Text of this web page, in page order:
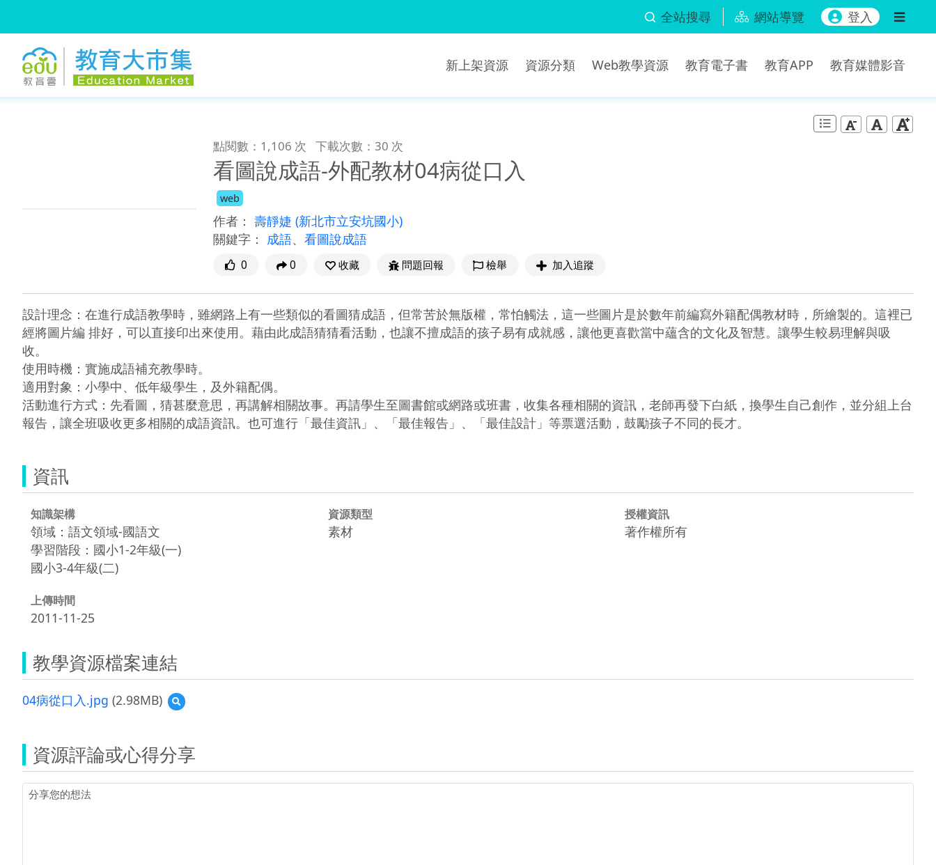
全站搜尋 網站導覽 登入
新上架資源 資源分類 Web教學資源 教育電子書 教育APP 教育媒體影音
點閱數：1,106 次 下載次數：30 次
看圖說成語-外配教材04病從口入
web
作者： 壽靜婕 (新北市立安坑國小)
關鍵字：
成語、 看圖說成語
0 0 收藏 問題回報 檢舉 加入追蹤
設計理念：在進行成語教學時，雖網路上有一些類似的看圖猜成語，但常苦於無版權，常怕觸法，這一些圖片是於數年前編寫外籍配偶教材時，所繪製的。這裡已
經將圖片編 排好，可以直接印出來使用。藉由此成語猜猜看活動，也讓不擅成語的孩子易有成就感，讓他更喜歡當中蘊含的文化及智慧。讓學生較易理解與吸
收。
使用時機：實施成語補充教學時。
適用對象：小學中、低年級學生，及外籍配偶。
活動進行方式：先看圖，猜甚麼意思，再講解相關故事。再請學生至圖書館或網路或班書，收集各種相關的資訊，老師再發下白紙，換學生自己創作，並分組上台
資訊
知識架構
領域：語文領域-國語文
學習階段：國小1-2年級(一)
國小3-4年級(二)
資源類型
素材
授權資訊
著作權所有
上傳時間
2011-11-25
教學資源檔案連結
04病從口入.jpg (2.98MB)
預
覽
從
口
入.jpg
資源評論或心得分享